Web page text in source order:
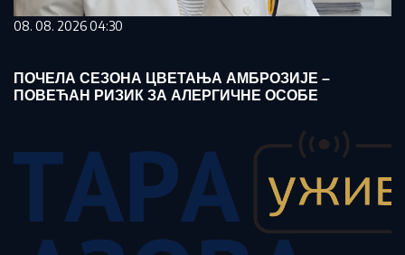
08. 08. 2026 04:30
ПОЧЕЛА СЕЗОНА ЦВЕТАЊА АМБРОЗИЈЕ –
ПОВЕЋАН РИЗИК ЗА АЛЕРГИЧНЕ ОСОБЕ